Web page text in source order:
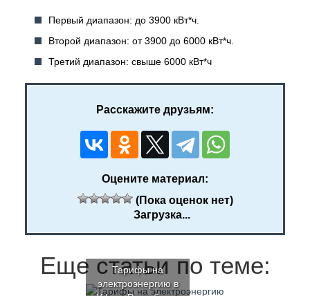
Первый диапазон: до 3900 кВт*ч.
Второй диапазон: от 3900 до 6000 кВт*ч.
Третий диапазон: свыше 6000 кВт*ч
Расскажите друзьям:
Оцените материал:
(Пока оценок нет)
Загрузка...
Еще статьи по теме:
Тарифы на
электроэнергию в